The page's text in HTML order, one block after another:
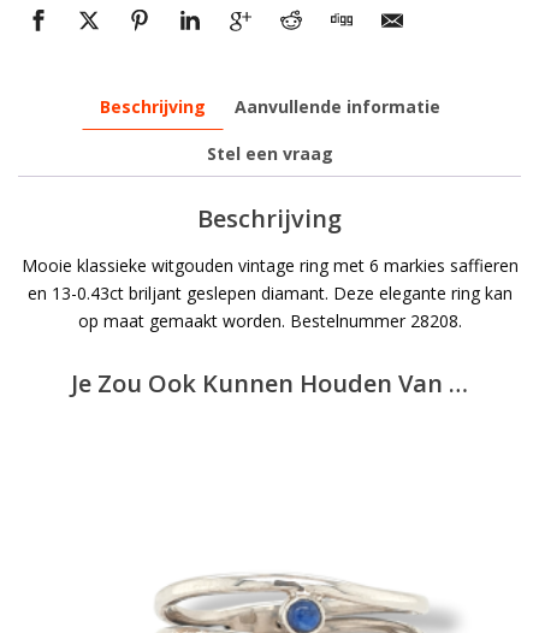
Beschrijving Aanvullende informatie
Stel een vraag
Beschrijving
Mooie klassieke witgouden vintage ring met 6 markies saffieren
en 13-0.43ct briljant geslepen diamant. Deze elegante ring kan
op maat gemaakt worden. Bestelnummer 28208.
Je Zou Ook Kunnen Houden Van …